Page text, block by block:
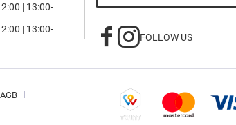
| 13:00-
| 13:00-
FOLLOW US
AGB